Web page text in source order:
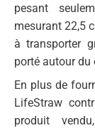
pesant
mesurant 22,5
à transporter
porté autour du
En plus de
LifeStraw
produit